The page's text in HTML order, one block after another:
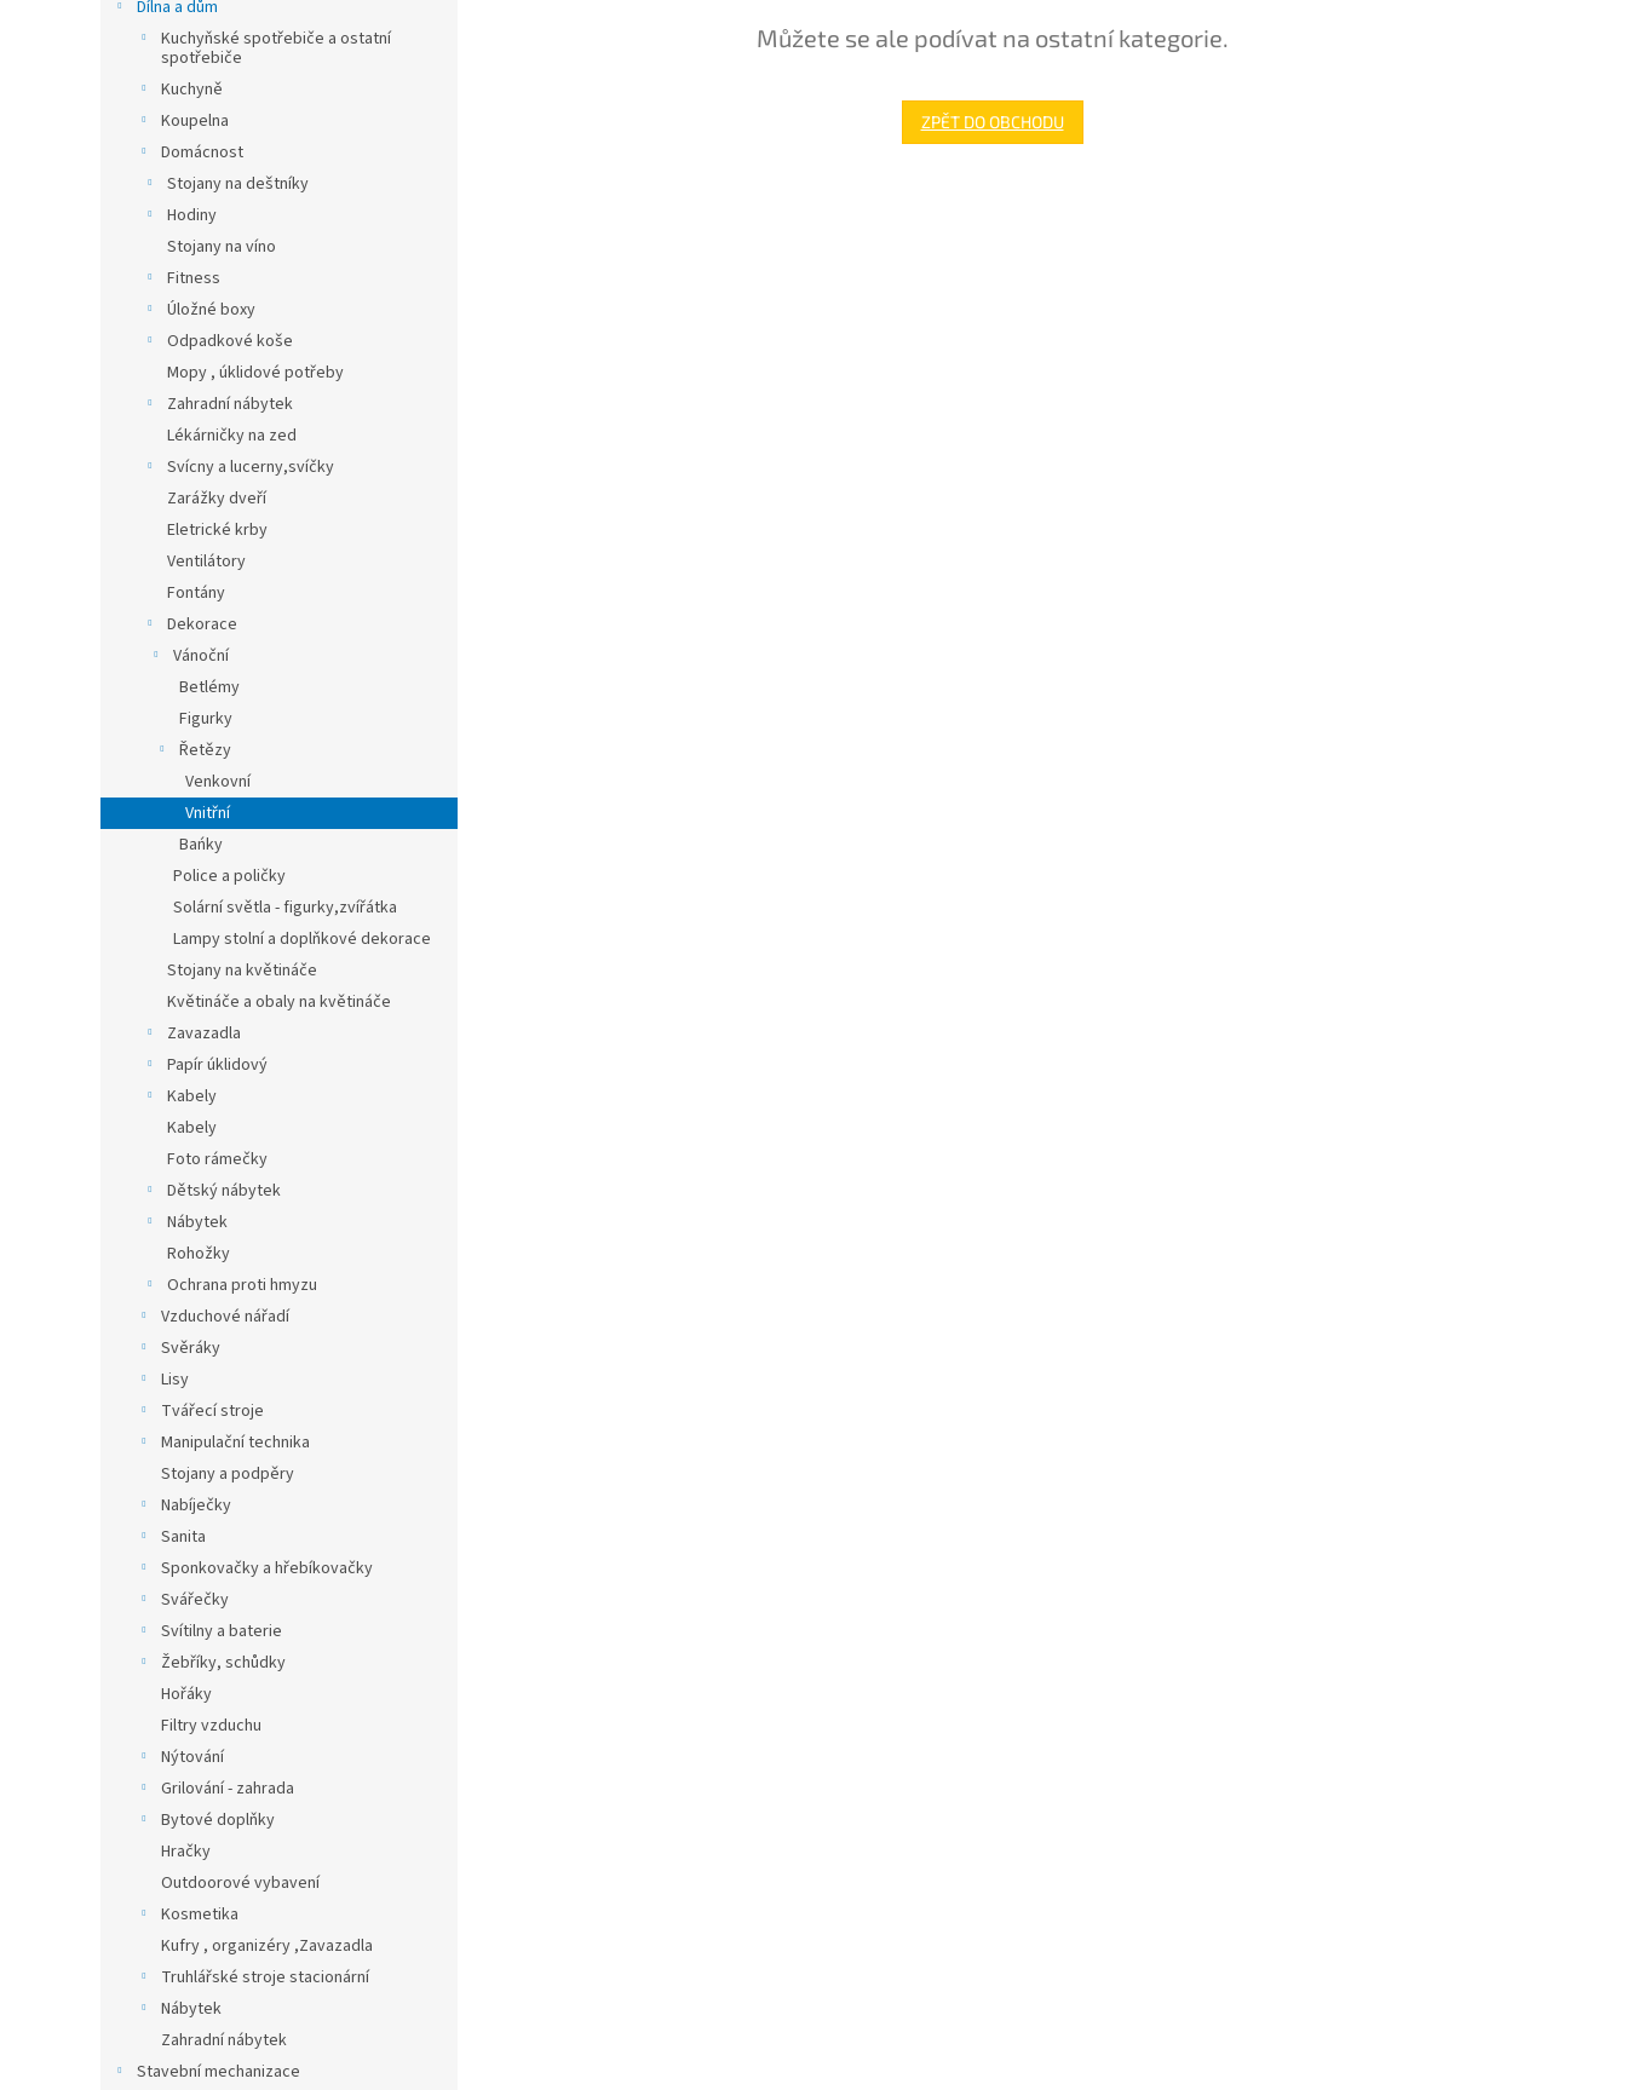
Dílna a dům
Kuchyňské spotřebiče a ostatní
spotřebiče
Kuchyně
Koupelna
Domácnost
Stojany na deštníky
Hodiny
Stojany na víno
Fitness
Úložné boxy
Odpadkové koše
Mopy , úklidové potřeby
Zahradní nábytek
Lékárničky na zed
Svícny a lucerny,svíčky
Zarážky dveří
Eletrické krby
Ventilátory
Fontány
Dekorace
Vánoční
Betlémy
Figurky
Řetězy
Venkovní
Vnitřní
Bańky
Police a poličky
Solární světla - figurky,zvířátka
Lampy stolní a doplňkové dekorace
Stojany na květináče
Květináče a obaly na květináče
Zavazadla
Papír úklidový
Kabely
Kabely
Foto rámečky
Dětský nábytek
Nábytek
Rohožky
Ochrana proti hmyzu
Vzduchové nářadí
Svěráky
Lisy
Tvářecí stroje
Manipulační technika
Stojany a podpěry
Nabíječky
Sanita
Sponkovačky a hřebíkovačky
Svářečky
Svítilny a baterie
Žebříky, schůdky
Hořáky
Filtry vzduchu
Nýtování
Grilování - zahrada
Bytové doplňky
Hračky
Outdoorové vybavení
Kosmetika
Kufry , organizéry ,Zavazadla
Truhlářské stroje stacionární
Nábytek
Zahradní nábytek
Stavební mechanizace
Můžete se ale podívat na ostatní kategorie.
ZPĚT DO OBCHODU